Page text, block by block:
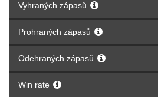
Vyhraných zápasů
Prohraných zápasů
Odehraných zápasů
Win rate